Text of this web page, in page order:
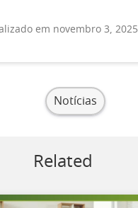
em novembro 3, 2025
Notícias
Related